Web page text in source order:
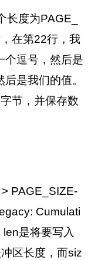
长度为PAGE_
在第22行，我
个逗号，然后是
是我们的值。
字节，并保存数
PAGE_SIZE-
Cumulati
len是将要写入
区长度，而siz